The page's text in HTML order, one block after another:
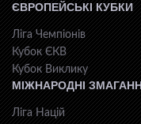
ЄВРОПЕЙСЬКІ КУБКИ
Ліга Чемпіонів
Кубок ЄКВ
Кубок Виклику
МІЖНАРОДНІ
Ліга Націй